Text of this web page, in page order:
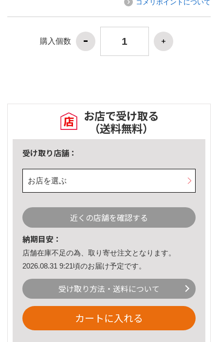
コメリポイントについて
購入個数
お店で受け取る
（送料無料）
受け取り店舗：
お店を選ぶ
近くの店舗を確認する
納期目安：
店舗在庫不足の為、取り寄せ注文となります。
2026.08.31 9:21頃のお届け予定です。
受け取り方法・送料について
カートに入れる